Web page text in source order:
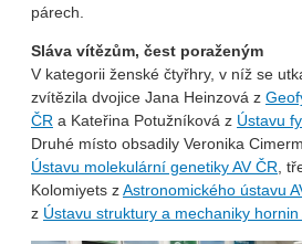
párech.
Sláva vítězům, čest poraženým
V kategorii ženské čtyřhry, v níž se
zvítězila dvojice Jana Heinzová z
ČR a Kateřina Potužníková z Ústavu
Druhé místo obsadily Veronika
Ústavu molekulární genetiky AV ČR ,
Kolomiyets zAstronomického ústavu
z Ústavu struktury a mechaniky hornin